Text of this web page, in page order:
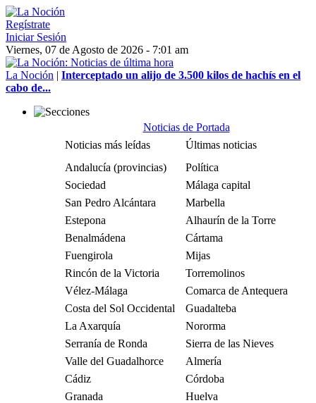
Regístrate
Iniciar Sesión
Viernes, 07 de Agosto de 2026 - 7:01 am
La Noción | Interceptado un alijo de 3.500 kilos de hachís en el
cabo de...
Noticias de Portada
Noticias más leídas
Últimas noticias
Andalucía (provincias)
Política
Sociedad
Málaga capital
San Pedro Alcántara
Marbella
Estepona
Alhaurín de la Torre
Benalmádena
Cártama
Fuengirola
Mijas
Rincón de la Victoria
Torremolinos
Vélez-Málaga
Comarca de Antequera
Costa del Sol Occidental
Guadalteba
La Axarquía
Nororma
Serranía de Ronda
Sierra de las Nieves
Valle del Guadalhorce
Almería
Cádiz
Córdoba
Granada
Huelva